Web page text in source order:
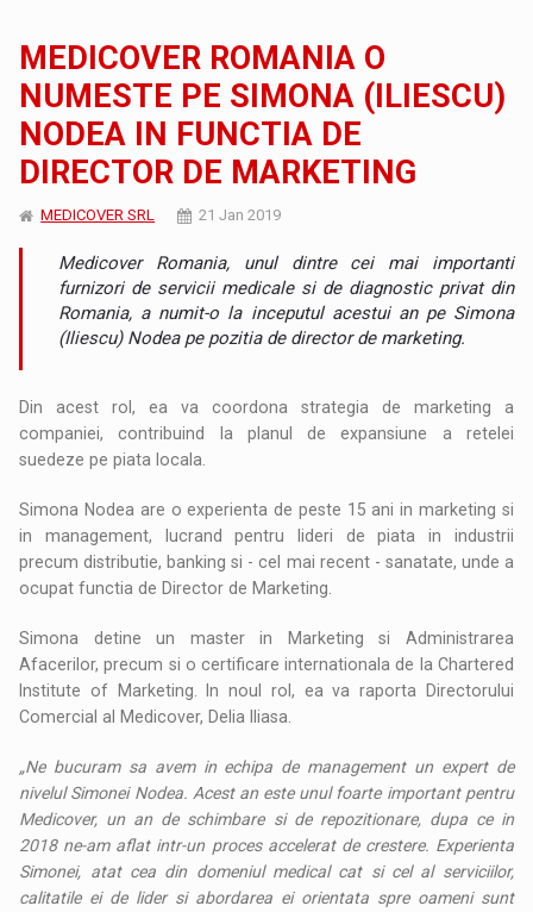
MEDICOVER ROMANIA O
NUMESTE PE SIMONA (ILIESCU)
NODEA IN FUNCTIA DE
DIRECTOR DE MARKETING
MEDICOVER SRL 21 Jan 2019
Medicover Romania, unul dintre cei mai importanti
furnizori de servicii medicale si de diagnostic privat din
Romania, a numit-o la inceputul acestui an pe Simona
(Iliescu) Nodea pe pozitia de director de marketing.
Din acest rol, ea va coordona strategia de marketing a
companiei, contribuind la planul de expansiune a retelei
suedeze pe piata locala.
Simona Nodea are o experienta de peste 15 ani in marketing si
in management, lucrand pentru lideri de piata in industrii
precum distributie, banking si - cel mai recent - sanatate, unde a
ocupat functia de Director de Marketing.
Simona detine un master in Marketing si Administrarea
Afacerilor, precum si o certificare internationala de la Chartered
Institute of Marketing. In noul rol, ea va raporta Directorului
Comercial al Medicover, Delia Iliasa.
„Ne bucuram sa avem in echipa de management un expert de
nivelul Simonei Nodea. Acest an este unul foarte important pentru
Medicover, un an de schimbare si de repozitionare, dupa ce in
2018 ne-am aflat intr-un proces accelerat de crestere. Experienta
Simonei, atat cea din domeniul medical cat si cel al serviciilor,
calitatile ei de lider si abordarea ei orientata spre oameni sunt